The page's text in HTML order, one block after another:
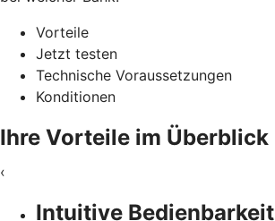
Vorteile
Jetzt testen
Technische Voraussetzungen
Konditionen
Ihre Vorteile im Überblick
‹
Intuitive Bedienbarkeit